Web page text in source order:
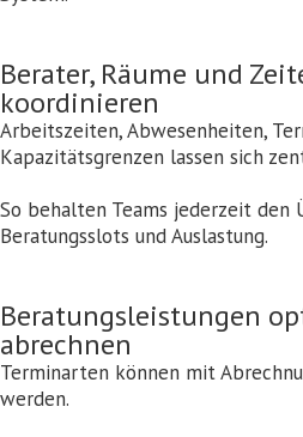
Berater, Räume und
koordinieren
Arbeitszeiten, Abwesenheiten,
Kapazitätsgrenzen lassen sich
So behalten Teams jederzeit den
Beratungsslots und Auslastung.
Beratungsleistungen
abrechnen
Terminarten können mit
werden.